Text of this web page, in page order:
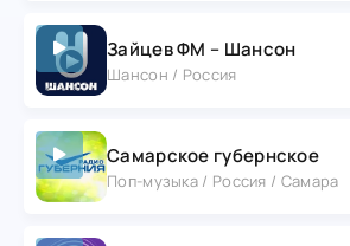
Зайцев ФМ – Шансон
Шансон / Россия
Самарское губернское
Поп-музыка / Россия / Самара